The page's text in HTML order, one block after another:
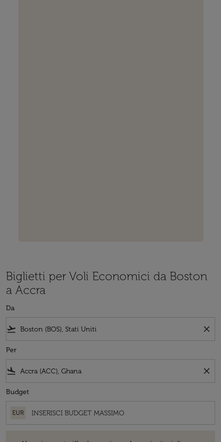
Biglietti per Voli Economici da Boston
a Accra
Da
flight_takeoff close
Per
flight_land close
Budget
EUR